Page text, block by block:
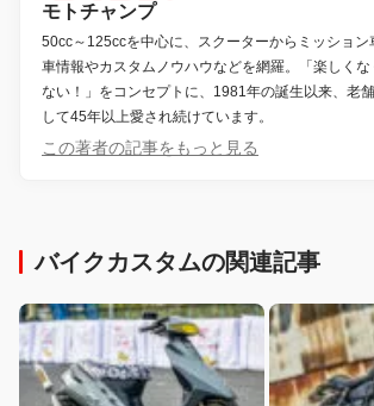
モトチャンプ
50cc～125ccを中心に、スクーターからミッション
車情報やカスタムノウハウなどを網羅。「楽しく
ない！」をコンセプトに、1981年の誕生以来、老
して45年以上愛され続けています。
この著者の記事をもっと見る
バイクカスタムの関連記事